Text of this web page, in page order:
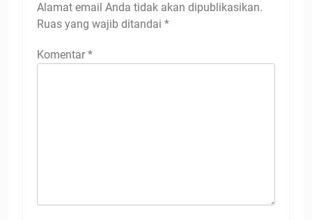
Alamat email Anda tidak akan dipublikasikan.
Ruas yang wajib ditandai *
Komentar *